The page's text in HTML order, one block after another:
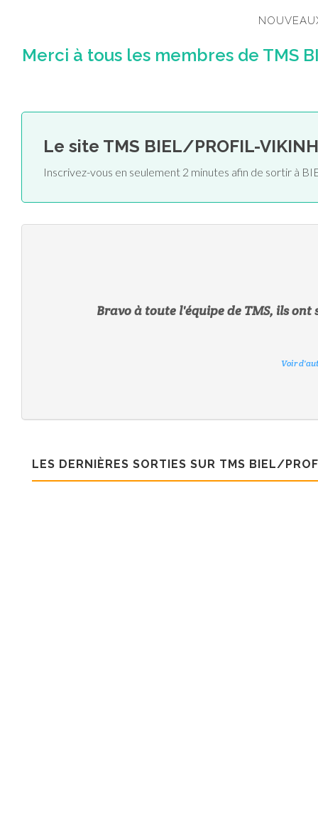
Merci à tous les membres de TMS
Le site TMS BIEL/PROFIL-
Inscrivez-vous en seulement 2 minutes afin de sortir à
Bravo à toute l'équipe de TMS, ils
Voir
Voir
LES DERNIÈRES SORTIES SUR TMS BIEL/